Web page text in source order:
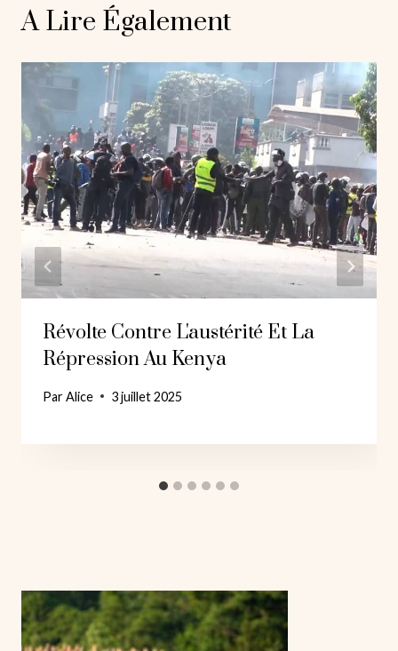
A Lire Également
Révolte Contre L'austérité Et La
Répression Au Kenya
ParAlice 3 juillet 2025